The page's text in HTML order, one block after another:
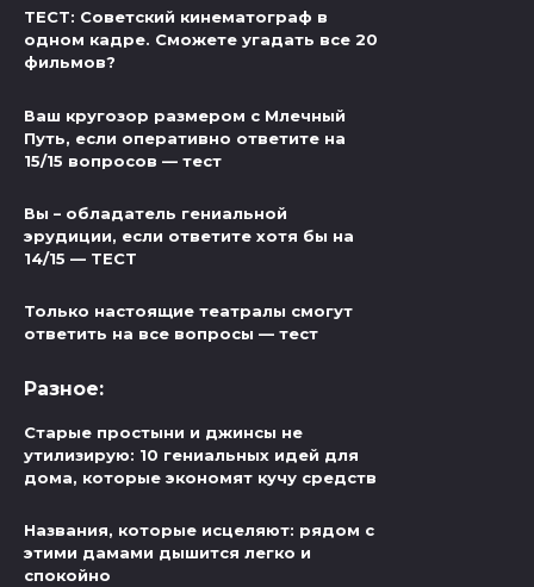
ТЕСТ: Советский кинематограф в
одном кадре. Сможете угадать все 20
фильмов?
Ваш кругозор размером с Млечный
Путь, если оперативно ответите на
15/15 вопросов — тест
Вы – обладатель гениальной
эрудиции, если ответите хотя бы на
14/15 — ТЕСТ
Только настоящие театралы смогут
ответить на все вопросы — тест
Разное:
Старые простыни и джинсы не
утилизирую: 10 гениальных идей для
дома, которые экономят кучу средств
Названия, которые исцеляют: рядом с
этими дамами дышится легко и
спокойно